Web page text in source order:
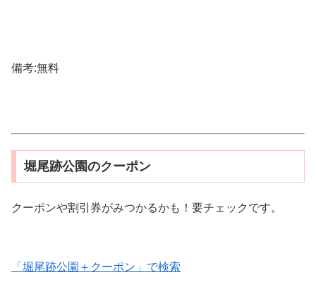
備考:無料
堀尾跡公園のクーポン
クーポンや割引券がみつかるかも！要チェックです。
「堀尾跡公園＋クーポン」で検索